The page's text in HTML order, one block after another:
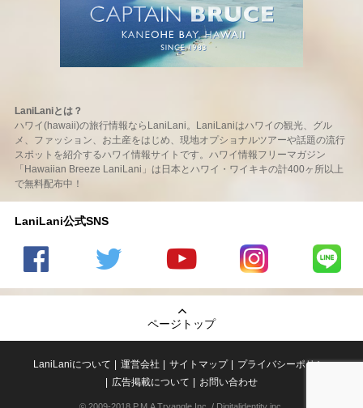
LaniLaniとは？
ハワイ(hawaii)の旅行情報ならLaniLani。LaniLaniはハワイの観光、グル
メ、ファッション、お土産をはじめ、現地オプショナルツアーや話題の流行
スポットを紹介するハワイ情報サイトです。ハワイ情報フリーマガジン
「Hawaiian Breeze LaniLani」は日本とハワイ・ワイキキの計400ヶ所以上
で無料配布中！
LaniLani公式SNS
の
のtwitter
の
Youtube
チャンネ
LaniLani
LaniLani
ページトップ
LaniLaniについて 運営会社 サイトマップ
プライバシーポリシー
広告掲載について
お問い合わせ